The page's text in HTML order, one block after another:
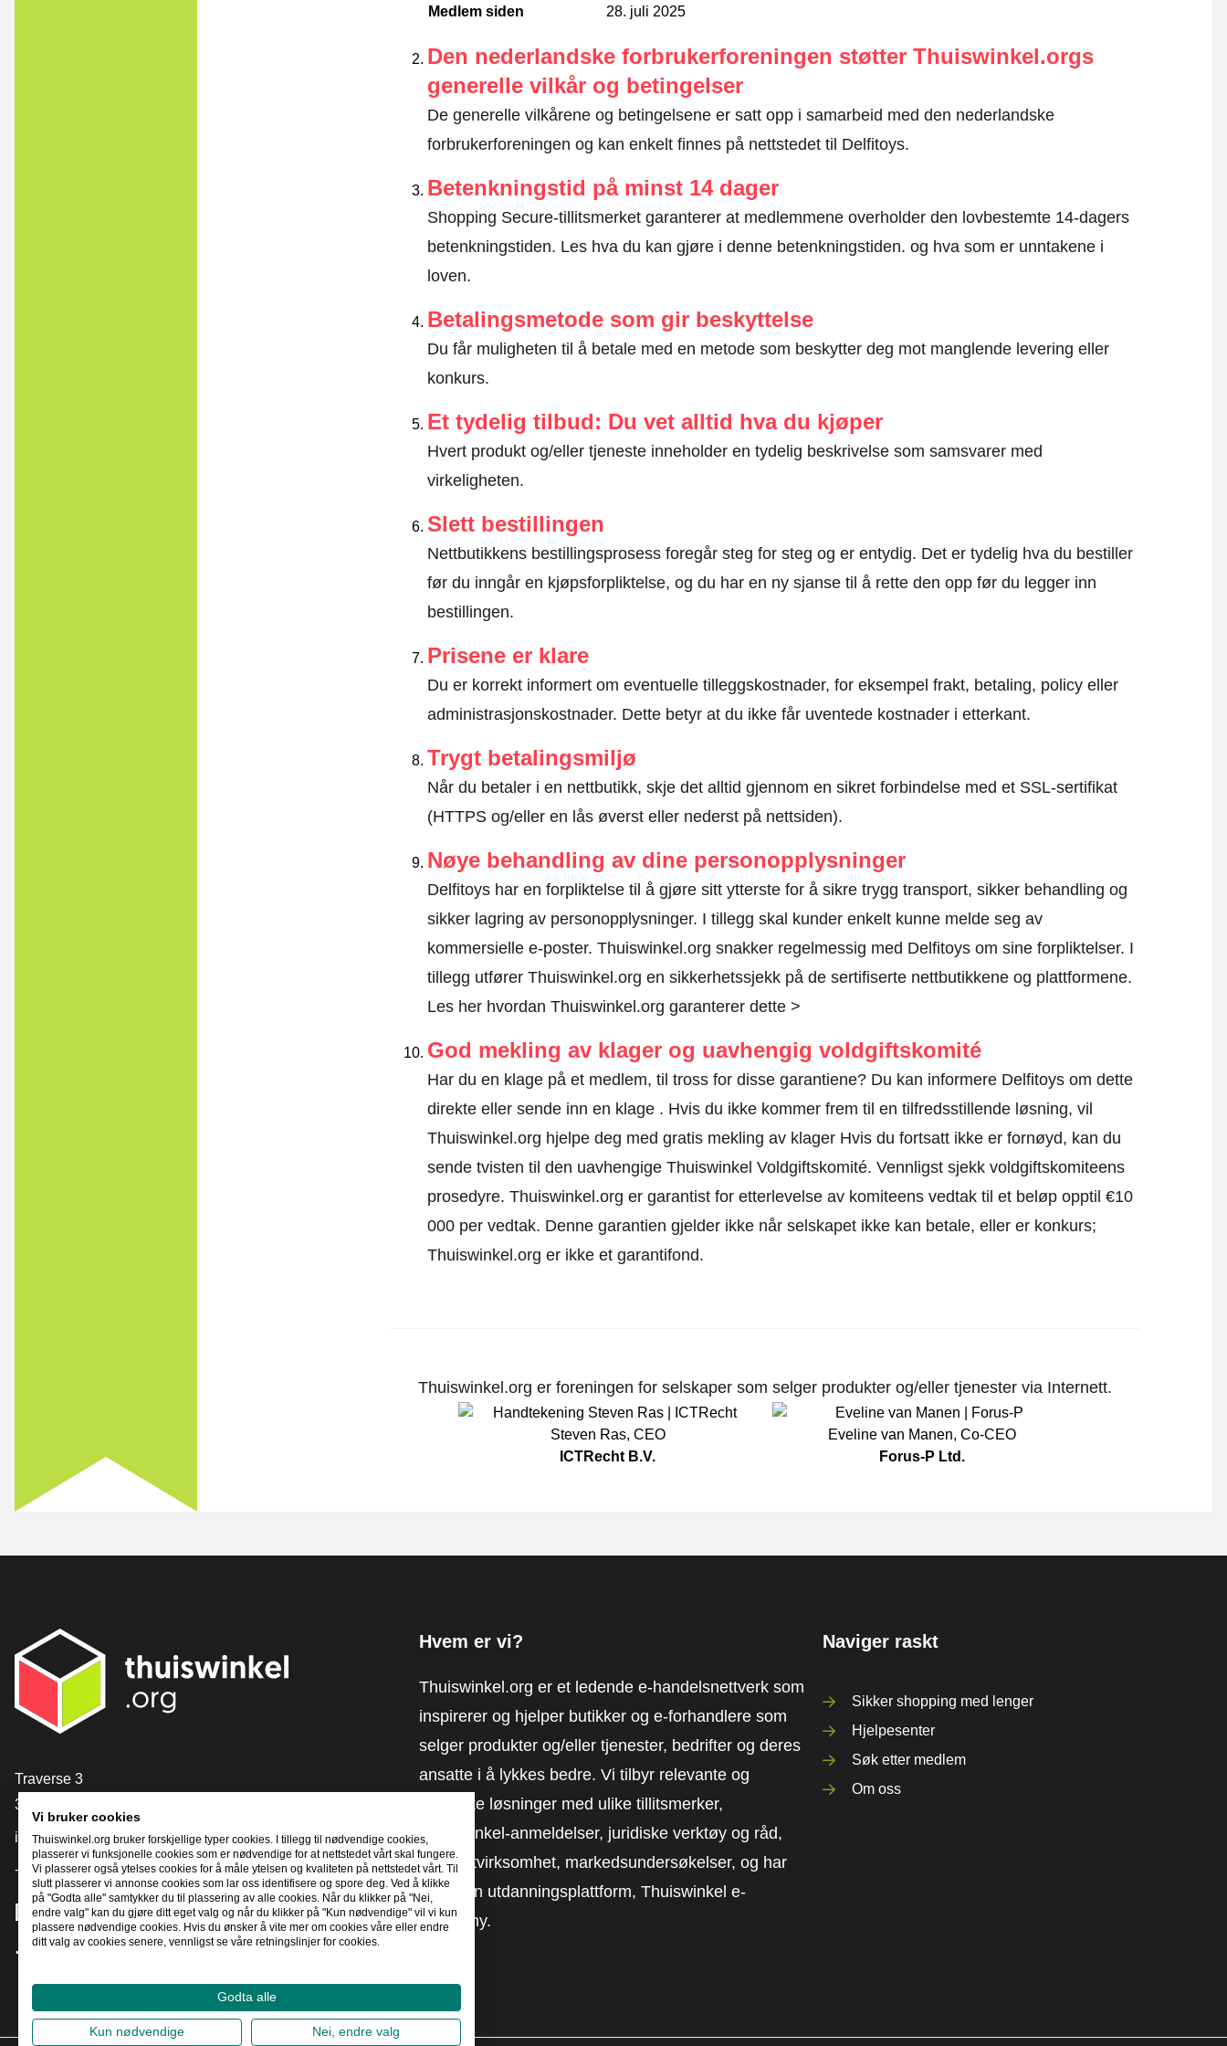
Medlem siden
28. juli 2025
Den nederlandske forbrukerforeningen støtter Thuiswinkel.orgs
generelle vilkår og betingelser
De generelle vilkårene og betingelsene er satt opp i samarbeid med den nederlandske
forbrukerforeningen og kan enkelt finnes på nettstedet til Delfitoys.
Betenkningstid på minst 14 dager
Shopping Secure-tillitsmerket garanterer at medlemmene overholder den lovbestemte 14-dagers
betenkningstiden. Les hva du kan gjøre i denne betenkningstiden. og hva som er unntakene i
loven.
Betalingsmetode som gir beskyttelse
Du får muligheten til å betale med en metode som beskytter deg mot manglende levering eller
konkurs.
Et tydelig tilbud: Du vet alltid hva du kjøper
Hvert produkt og/eller tjeneste inneholder en tydelig beskrivelse som samsvarer med
virkeligheten.
Slett bestillingen
Nettbutikkens bestillingsprosess foregår steg for steg og er entydig. Det er tydelig hva du bestiller
før du inngår en kjøpsforpliktelse, og du har en ny sjanse til å rette den opp før du legger inn
bestillingen.
Prisene er klare
Du er korrekt informert om eventuelle tilleggskostnader, for eksempel frakt, betaling, policy eller
administrasjonskostnader. Dette betyr at du ikke får uventede kostnader i etterkant.
Trygt betalingsmiljø
Når du betaler i en nettbutikk, skje det alltid gjennom en sikret forbindelse med et SSL-sertifikat
(HTTPS og/eller en lås øverst eller nederst på nettsiden).
Nøye behandling av dine personopplysninger
Delfitoys har en forpliktelse til å gjøre sitt ytterste for å sikre trygg transport, sikker behandling og
sikker lagring av personopplysninger. I tillegg skal kunder enkelt kunne melde seg av
kommersielle e-poster. Thuiswinkel.org snakker regelmessig med Delfitoys om sine forpliktelser. I
tillegg utfører Thuiswinkel.org en sikkerhetssjekk på de sertifiserte nettbutikkene og plattformene.
Les her hvordan Thuiswinkel.org garanterer dette >
God mekling av klager og uavhengig voldgiftskomité
Har du en klage på et medlem, til tross for disse garantiene? Du kan informere Delfitoys om dette
direkte ellersende inn en klage. Hvis du ikke kommer frem til en tilfredsstillende løsning, vil
Thuiswinkel.org hjelpe deg med gratis mekling av klager Hvis du fortsatt ikke er fornøyd, kan du
sende tvisten til den uavhengige Thuiswinkel Voldgiftskomité. Vennligst sjekk voldgiftskomiteens
prosedyre. Thuiswinkel.org er garantist for etterlevelse av komiteens vedtak til et beløp opptil €10
000 per vedtak. Denne garantien gjelder ikke når selskapet ikke kan betale, eller er konkurs;
Thuiswinkel.org er ikke et garantifond.
Thuiswinkel.org er foreningen for selskaper som selger produkter og/eller tjenester via Internett.
Steven Ras, CEO
ICTRecht B.V.
Eveline van Manen, Co-CEO
Forus-P Ltd.
[_General:Contact]
Traverse 3
3905 NL Veenendaal
info@thuiswinkel.org
+31 (0)318 64 85 75
[_General:SocialMediaTitle]
Hvem er vi?
Thuiswinkel.org er et ledende e-handelsnettverk som
inspirerer og hjelper butikker og e-forhandlere som
selger produkter og/eller tjenester, bedrifter og deres
ansatte i å lykkes bedre. Vi tilbyr relevante og
praktiske løsninger med ulike tillitsmerker,
Thuiswinkel-anmeldelser, juridiske verktøy og råd,
advokatvirksomhet, markedsundersøkelser, og har
vår egen utdanningsplattform, Thuiswinkel e-
Academy.
Naviger raskt
Sikker shopping med lenger
Hjelpesenter
Søk etter medlem
Om oss
Vi bruker cookies
Thuiswinkel.org bruker forskjellige typer cookies. I tillegg til nødvendige cookies,
plasserer vi funksjonelle cookies som er nødvendige for at nettstedet vårt skal fungere.
Vi plasserer også ytelses cookies for å måle ytelsen og kvaliteten på nettstedet vårt. Til
slutt plasserer vi annonse cookies som lar oss identifisere og spore deg. Ved å klikke
på "Godta alle" samtykker du til plassering av alle cookies. Når du klikker på "Nei,
endre valg" kan du gjøre ditt eget valg og når du klikker på "Kun nødvendige" vil vi kun
plassere nødvendige cookies. Hvis du ønsker å vite mer om cookies våre eller endre
ditt valg av cookies senere, vennligst se våre retningslinjer for cookies.
Godta alle
Kun nødvendige Nei, endre valg